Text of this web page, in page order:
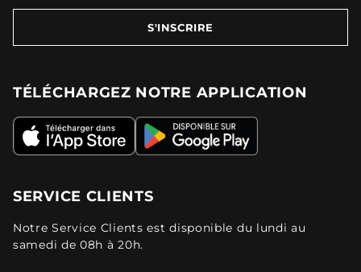
S'INSCRIRE
TÉLÉCHARGEZ NOTRE APPLICATION
SERVICE CLIENTS
Notre Service Clients est disponible du lundi au
samedi de 08h à 20h.